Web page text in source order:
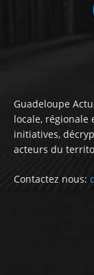
Guadeloupe
locale, régionale
initiatives,
acteurs du
Contactez nous: